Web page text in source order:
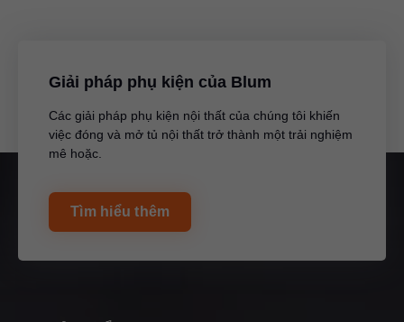
Giải pháp phụ kiện của Blum
Các giải pháp phụ kiện nội thất của chúng tôi khiến
việc đóng và mở tủ nội thất trở thành một trải nghiệm
mê hoặc.
Tìm hiểu thêm